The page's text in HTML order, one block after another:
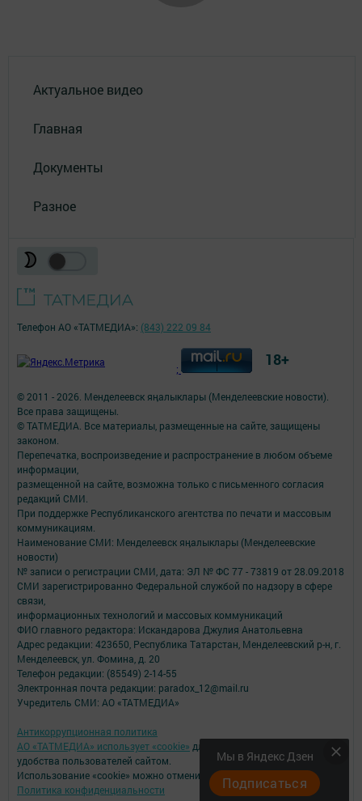
Актуальное видео
Главная
Документы
Разное
Мы в Яндекс Дзен
Подписаться
© 2011 - 2026. Менделеевск яӊалыклары (Менделеевские новости).
Все права защищены.
© ТАТМЕДИА. Все материалы, размещенные на сайте, защищены
законом.
Перепечатка, воспроизведение и распространение в любом объеме
информации,
размещенной на сайте, возможна только с письменного согласия
редакций СМИ.
При поддержке Республиканского агентства по печати и массовым
коммуникациям.
Наименование СМИ: Менделеевск яӊалыклары (Менделеевские
новости)
№ записи о регистрации СМИ, дата: ЭЛ № ФС 77 - 73819 от 28.09.2018
СМИ зарегистрированно Федеральной службой по надзору в сфере
связи,
информационных технологий и массовых коммуникаций
ФИО главного редактора: Искандарова Джулия Анатольевна
Адрес редакции: 423650, Республика Татарстан, Менделеевский р-н, г.
Менделеевск, ул. Фомина, д. 20
Телефон редакции: (85549) 2-14-55
Электронная почта редакции: paradox_12@mail.ru
Учредитель СМИ: АО «ТАТМЕДИА»
Антикоррупционная политика
АО «ТАТМЕДИА» использует «cookie» для персонализации сервисов и
удобства пользователей сайтом.
Использование «cookie» можно отменить в настройках браузера.
Политика конфиденциальности
Телефон АО «ТАТМЕДИА»: (843) 222 09 84
; 18+